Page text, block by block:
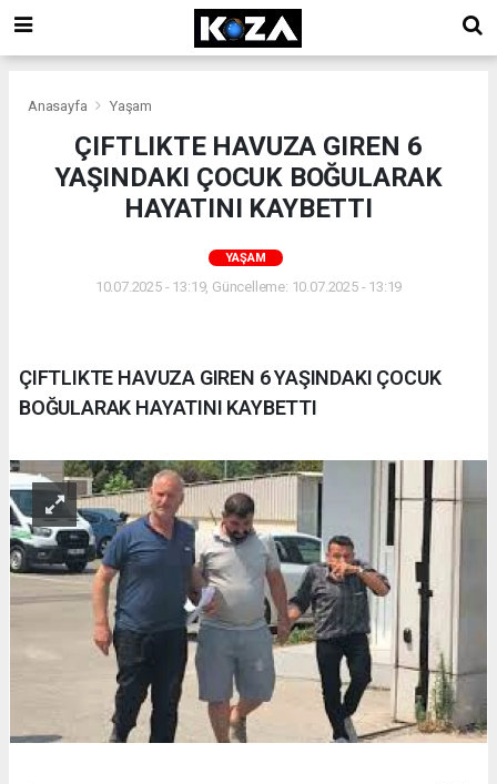
Anasayfa Yaşam
ÇIFTLIKTE HAVUZA GIREN 6
YAŞINDAKI ÇOCUK BOĞULARAK
HAYATINI KAYBETTI
YAŞAM
10.07.2025 - 13:19, Güncelleme: 10.07.2025 - 13:19
ÇIFTLIKTE HAVUZA GIREN 6 YAŞINDAKI ÇOCUK
BOĞULARAK HAYATINI KAYBETTI